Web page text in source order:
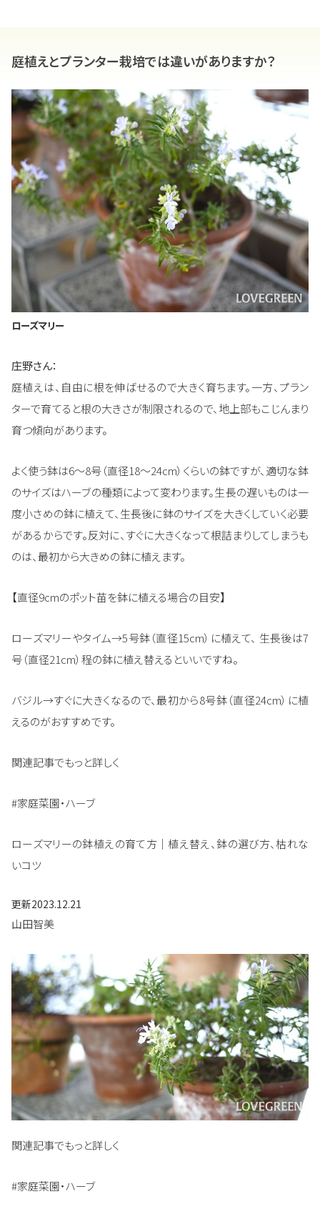
庭植えとプランター栽培では違いがありますか？
ローズマリー
庄野さん：
庭植えは、自由に根を伸ばせるので大きく育ちます。一方、プラン
ターで育てると根の大きさが制限されるので、地上部もこじんまり
育つ傾向があります。
よく使う鉢は6〜8号（直径18～24cm）くらいの鉢ですが、適切な鉢
のサイズはハーブの種類によって変わります。生長の遅いものは一
度小さめの鉢に植えて、生長後に鉢のサイズを大きくしていく必要
があるからです。反対に、すぐに大きくなって根詰まりしてしまうも
のは、最初から大きめの鉢に植えます。
【直径9cmのポット苗を鉢に植える場合の目安】
ローズマリーやタイム→5号鉢（直径15cm）に植えて、 生長後は7
号（直径21cm）程の鉢に植え替えるといいですね。
バジル→すぐに大きくなるので、最初から8号鉢（直径24cm）に植
えるのがおすすめです。
関連記事でもっと詳しく
#家庭菜園・ハーブ
ローズマリーの鉢植えの育て方｜植え替え、鉢の選び方、枯れな
いコツ
更新2023.12.21
山田智美
関連記事でもっと詳しく
#家庭菜園・ハーブ